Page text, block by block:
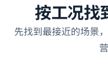
按工况找
先找到最接近的场景